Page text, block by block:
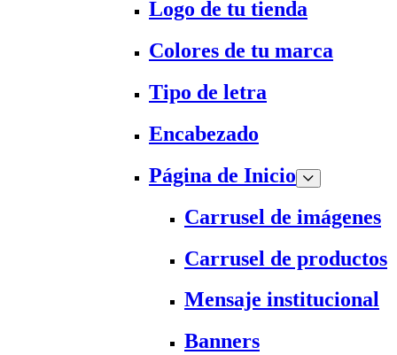
Logo de tu tienda
Colores de tu marca
Tipo de letra
Encabezado
Página de Inicio
Carrusel de imágenes
Carrusel de productos
Mensaje institucional
Banners